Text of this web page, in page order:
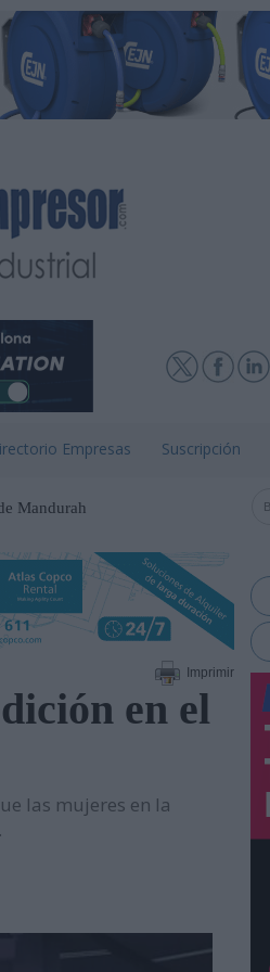
Empresas Suscripción
Mandurah
en
y
Imprimir
en el
las mujeres en la